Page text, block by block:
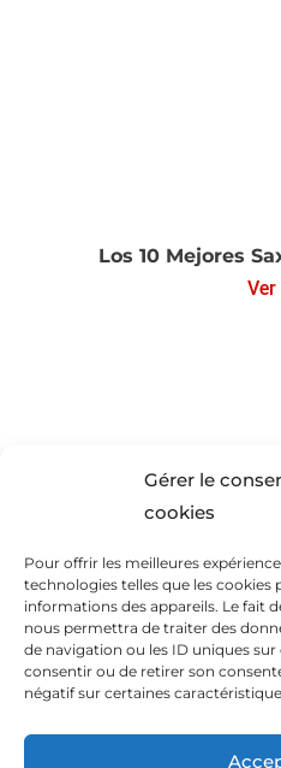
Los 10 Mejores
Ver
Guía para saber cómo
consejos y